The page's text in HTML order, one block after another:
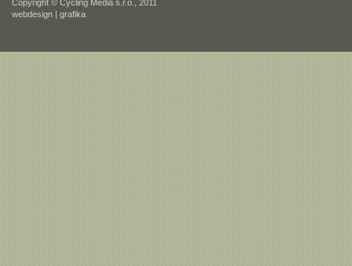
Copyright © Cycling Media s.r.o., 2011
webdesign | grafika